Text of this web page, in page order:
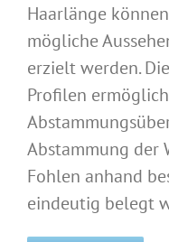
Haarlänge
mögliche
erzielt werden.
Profilen
Abstammung der
Fohlen anhand
eindeutig belegt